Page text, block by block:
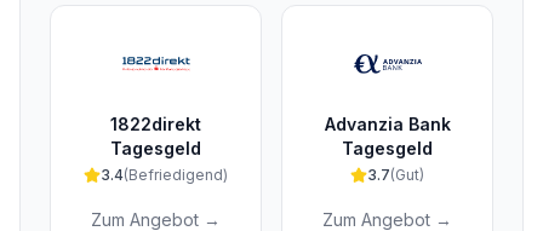
1822direkt
Tagesgeld
3.4(Befriedigend)
Zum Angebot →
Advanzia Bank
Tagesgeld
3.7(Gut)
Zum Angebot →